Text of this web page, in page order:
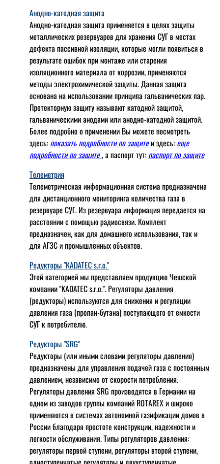
Анодно-катодная защита
Анодно-катодная защита применяется в целях защиты
металлических резервуаров для хранения СУГ в местах
дефекта пассивной изоляции, которые могли появиться в
результате ошибок при монтаже или старения
изоляционного материала от коррозии, применяются
методы электрохимической защиты. Данная защита
основана на использовании принципа гальванических пар.
Протекторную защиту называют катодной защитой,
гальваническими анодами или анодно-катодной защитой.
Более подробно о применении Вы можете посмотреть
здесь: показать подробности по защитеи здесь: еще
подробности по защите, а паспорт тут: паспорт по защите
Телеметрия
Телеметрическая информационная система предназначена
для дистанционного мониторинга количества газа в
резервуаре СУГ. Из резервуара информация передается на
расстоянии с помощью радиосвязи. Комплект
предназначен, как для домашнего использования, так и
для АГЗС и промышленных объектов.
Редукторы "KADATEC s.r.o."
Этой категорией мы представляем продукцию Чешской
компании "KADATEC s.r.o.". Регуляторы давления
(редукторы) используются для снижения и регуляции
давления газа (пропан-бутана) поступающего от емкости
СУГ к потребителю.
Редукторы "SRG"
Редукторы (или иными словами регуляторы давления)
предназначены для управления подачей газа с постоянным
давлением, независимо от скорости потребления.
Регуляторы давления SRG производятся в Германии на
одном из заводов группы компаний ROTAREX и широко
применяются в системах автономной газификации домов в
России благодаря простоте конструкции, надежности и
легкости обслуживания. Типы регуляторов давления:
регуляторы первой ступени, регуляторы второй ступени,